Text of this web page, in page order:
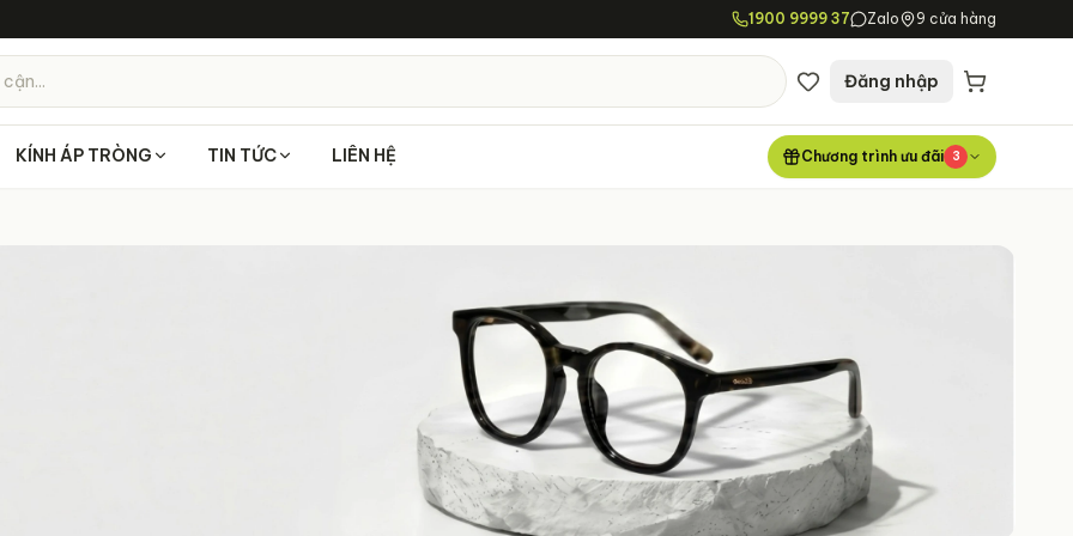
1900 9999 37 Zalo 9 cửa hàng
Đăng nhập
KÍNH ÁP TRÒNG TIN TỨC LIÊN HỆ Chương trình ưu đãi 3